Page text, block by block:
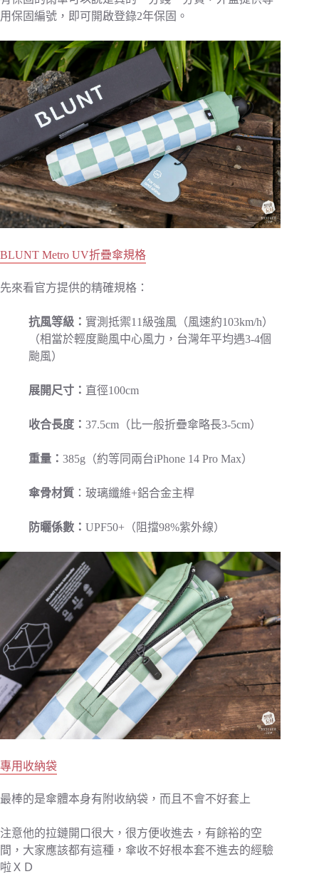
用保固編號，即可開啟登錄2年保固。
BLUNT Metro UV折疊傘規格
先來看官方提供的精確規格：
抗風等級： 實測抵禦11級強風（風速約103km/h）
（相當於輕度颱風中心風力，台灣年平均遇3-4個
颱風）
展開尺寸： 直徑100cm
收合長度： 37.5cm（比一般折疊傘略長3-5cm）
重量： 385g（約等同兩台iPhone 14 Pro Max）
傘骨材質 ：玻璃纖維+鋁合金主桿
防曬係數： UPF50+（阻擋98%紫外線）
專用收納袋
最棒的是傘體本身有附收納袋，而且不會不好套上
注意他的拉鏈開口很大，很方便收進去，有餘裕的空
間，大家應該都有這種，傘收不好根本套不進去的經驗
啦ＸＤ